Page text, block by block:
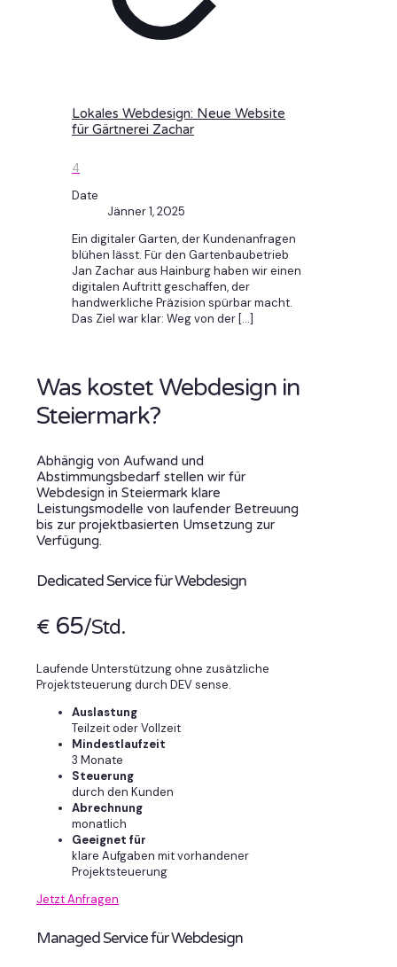
Lokales Webdesign: Neue Website
für Gärtnerei Zachar
4
Date
Jänner 1, 2025
Ein digitaler Garten, der Kundenanfragen
blühen lässt. Für den Gartenbaubetrieb
Jan Zachar aus Hainburg haben wir einen
digitalen Auftritt geschaffen, der
handwerkliche Präzision spürbar macht.
Das Ziel war klar: Weg von der […]
Was kostet Webdesign in
Steiermark?
Abhängig von Aufwand und
Abstimmungsbedarf stellen wir für
Webdesign in Steiermark klare
Leistungsmodelle von laufender Betreuung
bis zur projektbasierten Umsetzung zur
Verfügung.
Dedicated Service für Webdesign
€ 65/Std.
Laufende Unterstützung ohne zusätzliche
Projektsteuerung durch DEV sense.
Auslastung
Teilzeit oder Vollzeit
Mindestlaufzeit
3 Monate
Steuerung
durch den Kunden
Abrechnung
monatlich
Geeignet für
klare Aufgaben mit vorhandener
Projektsteuerung
Jetzt Anfragen
Managed Service für Webdesign